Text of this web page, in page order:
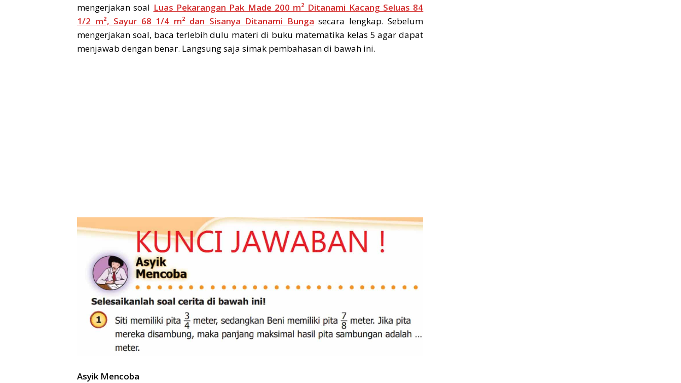
mengerjakan soal Luas Pekarangan Pak Made 200 m² Ditanami Kacang Seluas 84
1/2 m², Sayur 68 1/4 m² dan Sisanya Ditanami Bunga secara lengkap. Sebelum
mengerjakan soal, baca terlebih dulu materi di buku matematika kelas 5 agar dapat
menjawab dengan benar. Langsung saja simak pembahasan di bawah ini.
Asyik Mencoba